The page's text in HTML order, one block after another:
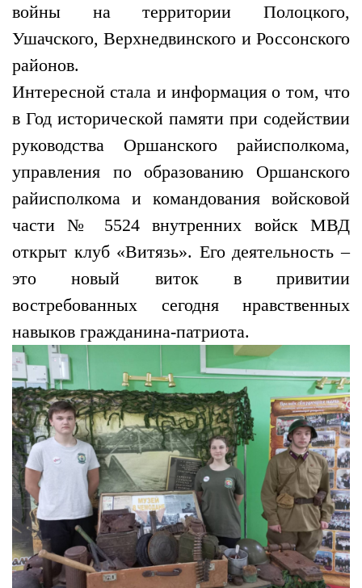
войны на территории Полоцкого,
Ушачского, Верхнедвинского и Россонского
районов.
Интересной стала и информация о том, что
в Год исторической памяти при содействии
руководства Оршанского райисполкома,
управления по образованию Оршанского
райисполкома и командования войсковой
части № 5524 внутренних войск МВД
открыт клуб «Витязь». Его деятельность –
это новый виток в привитии
востребованных сегодня нравственных
навыков гражданина-патриота.